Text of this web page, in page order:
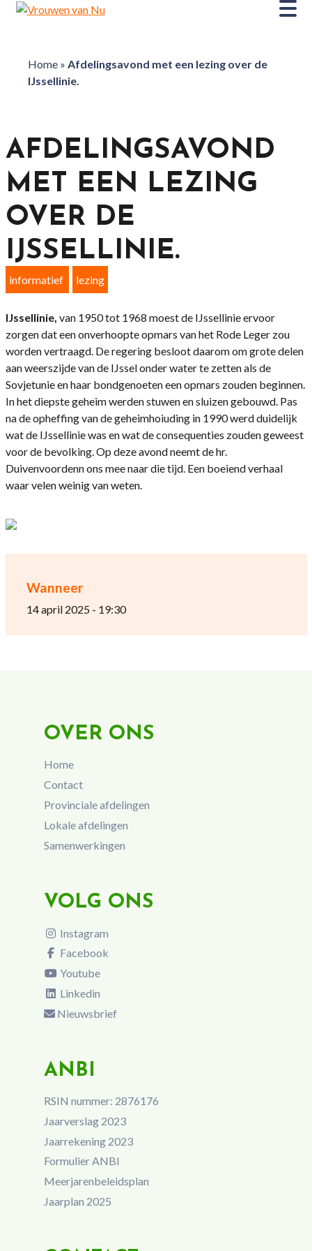
Home» Afdelingsavond met een lezing over de
IJssellinie.
Wanneer
14 april 2025 - 19:30
AFDELINGSAVOND
MET EEN LEZING
OVER DE
IJSSELLINIE.
informatief lezing
IJssellinie, van 1950 tot 1968 moest de IJssellinie ervoor
zorgen dat een onverhoopte opmars van het Rode Leger zou
worden vertraagd. De regering besloot daarom om grote delen
aan weerszijde van de IJssel onder water te zetten als de
Sovjetunie en haar bondgenoeten een opmars zouden beginnen.
In het diepste geheim werden stuwen en sluizen gebouwd. Pas
na de opheffing van de geheimhoiuding in 1990 werd duidelijk
wat de IJssellinie was en wat de consequenties zouden geweest
voor de bevolking. Op deze avond neemt de hr.
Duivenvoordenn ons mee naar die tijd. Een boeiend verhaal
waar velen weinig van weten.
OVER ONS
Home
Contact
Provinciale afdelingen
Lokale afdelingen
Samenwerkingen
VOLG ONS
Instagram
Facebook
Youtube
Linkedin
Nieuwsbrief
ANBI
RSIN nummer: 2876176
Jaarverslag 2023
Jaarrekening 2023
Formulier ANBI
Meerjarenbeleidsplan
Jaarplan 2025